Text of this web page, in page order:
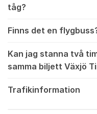
tåg?
Finns det en
Kan jag stanna två
samma biljett Växjö
Trafikinformation